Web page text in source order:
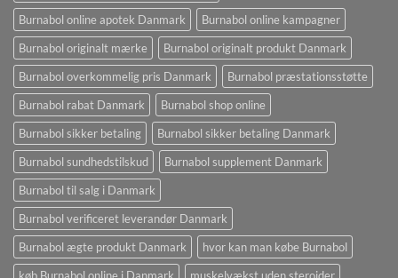
Burnabol online apotek Danmark
Burnabol online kampagner
Burnabol originalt mærke
Burnabol originalt produkt Danmark
Burnabol overkommelig pris Danmark
Burnabol præstationsstøtte
Burnabol rabat Danmark
Burnabol shop online
Burnabol sikker betaling
Burnabol sikker betaling Danmark
Burnabol sundhedstilskud
Burnabol supplement Danmark
Burnabol til salg i Danmark
Burnabol verificeret leverandør Danmark
Burnabol ægte produkt Danmark
hvor kan man købe Burnabol